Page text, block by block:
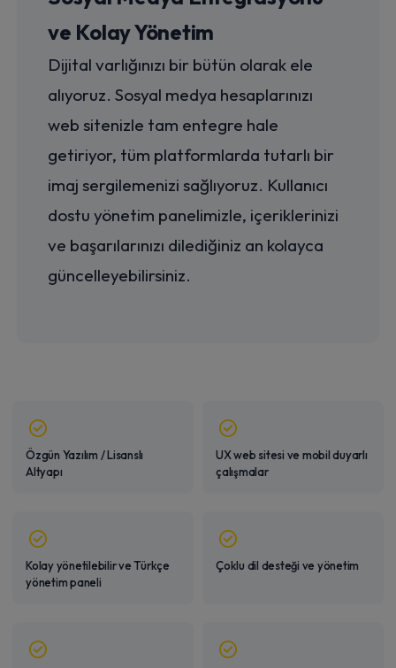
ve Kolay Yönetim
Dijital varlığınızı bir bütün olarak ele
alıyoruz. Sosyal medya hesaplarınızı
web sitenizle tam entegre hale
getiriyor, tüm platformlarda tutarlı bir
imaj sergilemenizi sağlıyoruz. Kullanıcı
dostu yönetim panelimizle, içeriklerinizi
ve başarılarınızı dilediğiniz an kolayca
güncelleyebilirsiniz.
Özgün Yazılım / Lisanslı
Altyapı
UX web sitesi ve mobil duyarlı
çalışmalar
Kolay yönetilebilir ve Türkçe
yönetim paneli
Çoklu dil desteği ve yönetim